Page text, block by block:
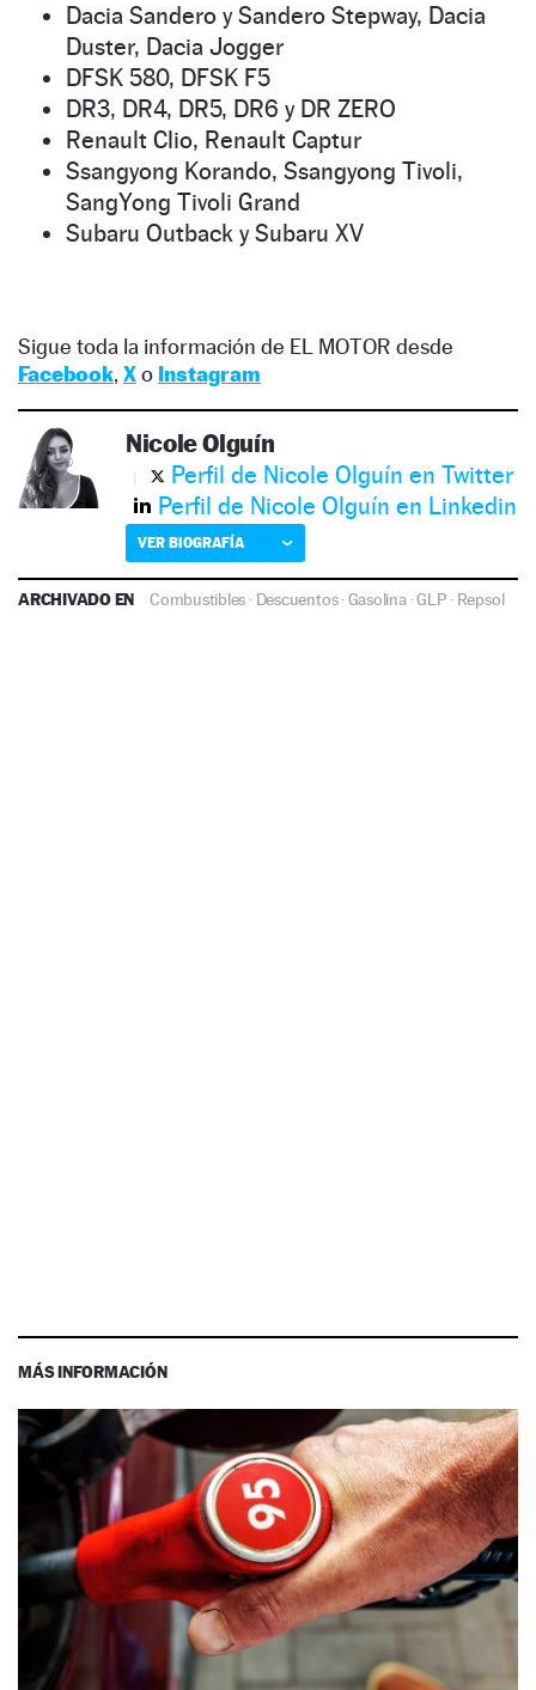
Dacia Sandero y Sandero Stepway, Dacia
Duster, Dacia Jogger
DFSK 580, DFSK F5
DR3, DR4, DR5, DR6 y DR ZERO
Renault Clio, Renault Captur
Ssangyong Korando, Ssangyong Tivoli,
SangYong Tivoli Grand
Subaru Outback y Subaru XV
Sigue toda la información de EL MOTOR desde
Facebook, Xo Instagram
Nicole Olguín
Perfil de Nicole Olguín en Twitter
Perfil de Nicole Olguín en Linkedin
VER BIOGRAFÍA
ARCHIVADO EN Combustibles · Descuentos·Gasolina·GLP · Repsol
MÁS INFORMACIÓN